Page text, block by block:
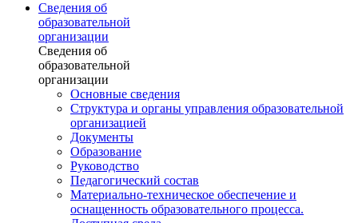
Сведения об
образовательной
организации
Сведения об
образовательной
организации
Основные сведения
Структура и органы управления образовательной
организацией
Документы
Образование
Руководство
Педагогический состав
Материально-техническое обеспечение и
оснащенность образовательного процесса.